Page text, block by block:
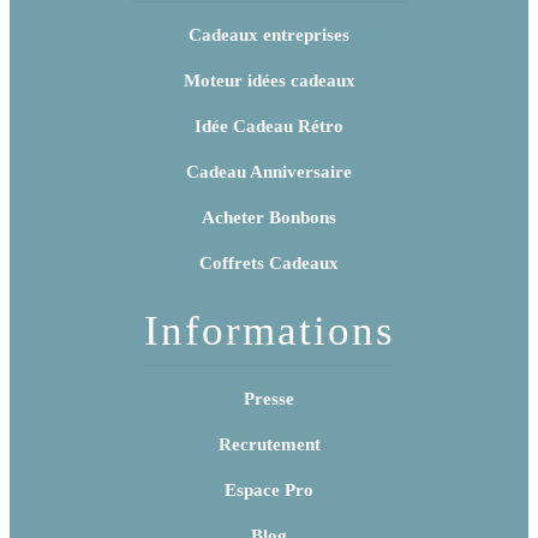
Cadeaux entreprises
Moteur idées cadeaux
Idée Cadeau Rétro
Cadeau Anniversaire
Acheter Bonbons
Coffrets Cadeaux
Informations
Presse
Recrutement
Espace Pro